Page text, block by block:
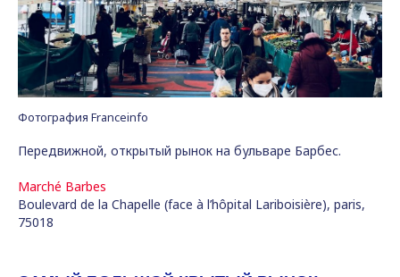
Фотография Franceinfo
Передвижной, открытый рынок на бульваре Барбес.
Marché Barbes
Boulevard de la Chapelle (face à l’hôpital Lariboisière), paris,
75018